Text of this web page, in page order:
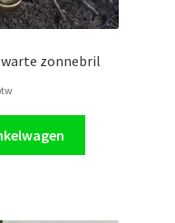
zonnebril